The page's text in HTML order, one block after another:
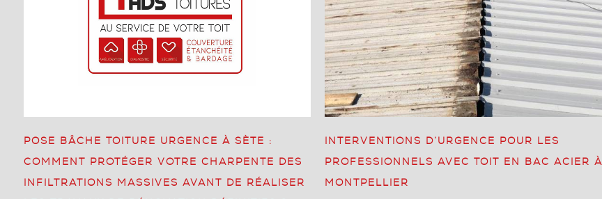
POSE BÂCHE TOITURE URGENCE À SÈTE :
COMMENT PROTÉGER VOTRE CHARPENTE DES
INFILTRATIONS MASSIVES AVANT DE RÉALISER
INTERVENTIONS D’URGENCE POUR LES
PROFESSIONNELS AVEC TOIT EN BAC ACIER À
MONTPELLIER